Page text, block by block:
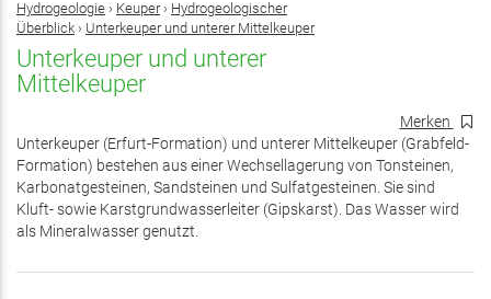
Hydrogeologie › Keuper› Hydrogeologischer
Überblick › Unterkeuper und unterer Mittelkeuper
Unterkeuper und unterer
Mittelkeuper
Merken
Unterkeuper (Erfurt-Formation) und unterer Mittelkeuper (Grabfeld-
Formation) bestehen aus einer Wechsellagerung von Tonsteinen,
Karbonatgesteinen, Sandsteinen und Sulfatgesteinen. Sie sind
Kluft- sowie Karstgrundwasserleiter (Gipskarst). Das Wasser wird
als Mineralwasser genutzt.